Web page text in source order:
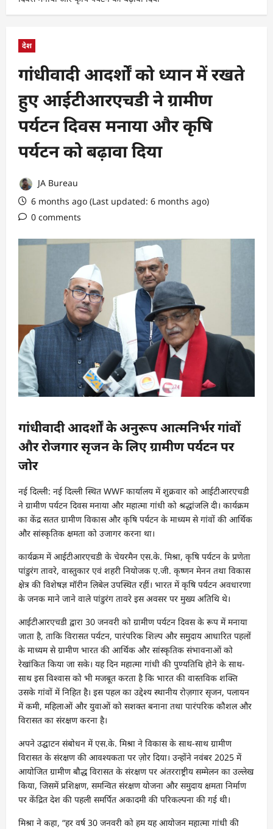
देश
गांधीवादी आदर्शों को ध्यान में रखते
हुए आईटीआरएचडी ने ग्रामीण
पर्यटन दिवस मनाया और कृषि
पर्यटन को बढ़ावा दिया
JA Bureau
6 months ago (Last updated: 6 months ago)
0 comments
गांधीवादी आदर्शों के अनुरूप आत्मनिर्भर गांवों
और रोजगार सृजन के लिए ग्रामीण पर्यटन पर
जोर
नई दिल्ली: नई दिल्ली स्थित WWF कार्यालय में शुक्रवार को आईटीआरएचडी
ने ग्रामीण पर्यटन दिवस मनाया और महात्मा गांधी को श्रद्धांजलि दी। कार्यक्रम
का केंद्र सतत ग्रामीण विकास और कृषि पर्यटन के माध्यम से गांवों की आर्थिक
और सांस्कृतिक क्षमता को उजागर करना था।
कार्यक्रम में आईटीआरएचडी के चेयरमैन एस.के. मिश्रा, कृषि पर्यटन के प्रणेता
पांडुरंग तावरे, वास्तुकार एवं शहरी नियोजक ए.जी. कृष्णन मेनन तथा विकास
क्षेत्र की विशेषज्ञ मॉरीन लिबेल उपस्थित रहीं। भारत में कृषि पर्यटन अवधारणा
के जनक माने जाने वाले पांडुरंग तावरे इस अवसर पर मुख्य अतिथि थे।
आईटीआरएचडी द्वारा 30 जनवरी को ग्रामीण पर्यटन दिवस के रूप में मनाया
जाता है, ताकि विरासत पर्यटन, पारंपरिक शिल्प और समुदाय आधारित पहलों
के माध्यम से ग्रामीण भारत की आर्थिक और सांस्कृतिक संभावनाओं को
रेखांकित किया जा सके। यह दिन महात्मा गांधी की पुण्यतिथि होने के साथ-
साथ इस विश्वास को भी मजबूत करता है कि भारत की वास्तविक शक्ति
उसके गांवों में निहित है। इस पहल का उद्देश्य स्थानीय रोज़गार सृजन, पलायन
में कमी, महिलाओं और युवाओं को सशक्त बनाना तथा पारंपरिक कौशल और
विरासत का संरक्षण करना है।
अपने उद्घाटन संबोधन में एस.के. मिश्रा ने विकास के साथ-साथ ग्रामीण
विरासत के संरक्षण की आवश्यकता पर ज़ोर दिया। उन्होंने नवंबर 2025 में
आयोजित ग्रामीण बौद्ध विरासत के संरक्षण पर अंतरराष्ट्रीय सम्मेलन का उल्लेख
किया, जिसमें प्रशिक्षण, समन्वित संरक्षण योजना और समुदाय क्षमता निर्माण
पर केंद्रित देश की पहली समर्पित अकादमी की परिकल्पना की गई थी।
मिश्रा ने कहा, “हर वर्ष 30 जनवरी को हम यह आयोजन महात्मा गांधी की